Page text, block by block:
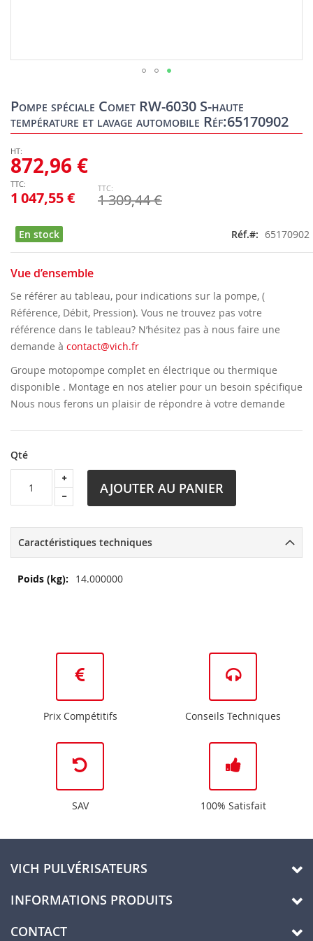
Pompe spéciale Comet RW-6030 S-haute
température et lavage automobile Réf:65170902
1 047,55 €
872,96 €
1 309,44 €
En stock Réf. 65170902
Vue d’ensemble
Se référer au tableau, pour indications sur la pompe, (
Référence, Débit, Pression). Vous ne trouvez pas votre
référence dans le tableau? N’hésitez pas à nous faire une
demande à contact@vich.fr
Groupe motopompe complet en électrique ou thermique
disponible . Montage en nos atelier pour un besoin spécifique
Nous nous ferons un plaisir de répondre à votre demande
Qté
AJOUTER AU PANIER
to
the
beginning
the
images
gallery
Caractéristiques techniques
Plus
14.000000
Prix Compétitifs Conseils Techniques
SAV 100% Satisfait
VICH PULVÉRISATEURS
INFORMATIONS PRODUITS
CONTACT